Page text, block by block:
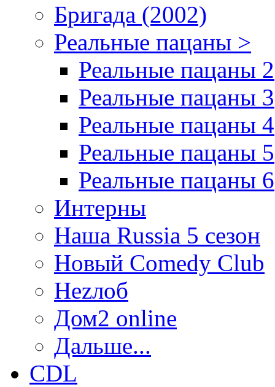
Бригада (2002)
Реальные пацаны >
Реальные пацаны 2
Реальные пацаны 3
Реальные пацаны 4
Реальные пацаны 5
Реальные пацаны 6
Интерны
Наша Russia 5 сезон
Новый Comedy Club
Неzлоб
Дом2 online
Дальше...
CDL